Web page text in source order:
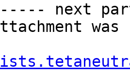
next